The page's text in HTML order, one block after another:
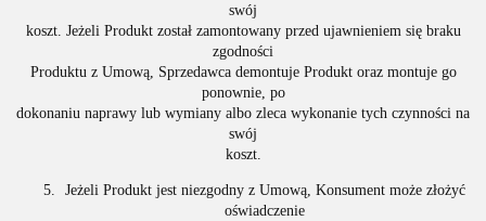
swój
koszt. Jeżeli Produkt został zamontowany przed ujawnieniem się braku
zgodności
Produktu z Umową, Sprzedawca demontuje Produkt oraz montuje go
ponownie, po
dokonaniu naprawy lub wymiany albo zleca wykonanie tych czynności na
swój
koszt.
Jeżeli Produkt jest niezgodny z Umową, Konsument może złożyć
oświadczenie